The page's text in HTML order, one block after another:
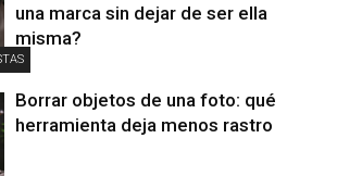
una marca sin dejar de ser ella
misma?
Borrar objetos de una foto: qué
herramienta deja menos rastro